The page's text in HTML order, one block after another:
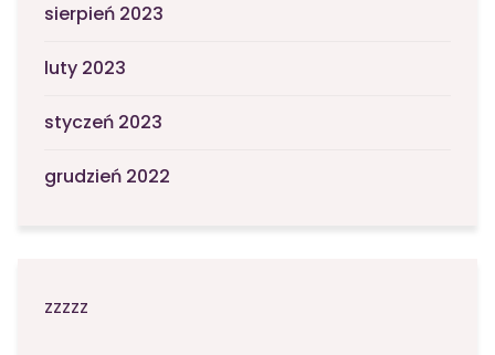
sierpień 2023
luty 2023
styczeń 2023
grudzień 2022
zzzzz